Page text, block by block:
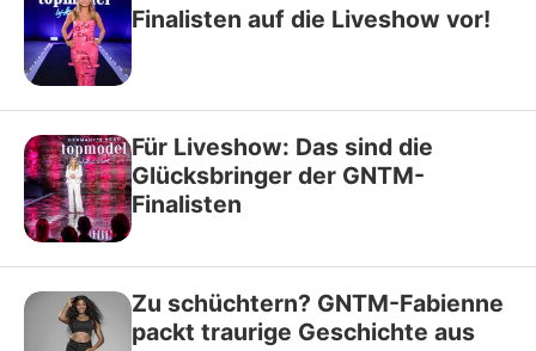
Finalisten auf die Liveshow vor!
Für Liveshow: Das sind die
Glücksbringer der GNTM-
Finalisten
Zu schüchtern? GNTM-Fabienne
packt traurige Geschichte aus